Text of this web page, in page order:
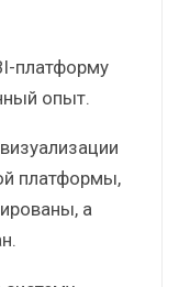
и
платформу